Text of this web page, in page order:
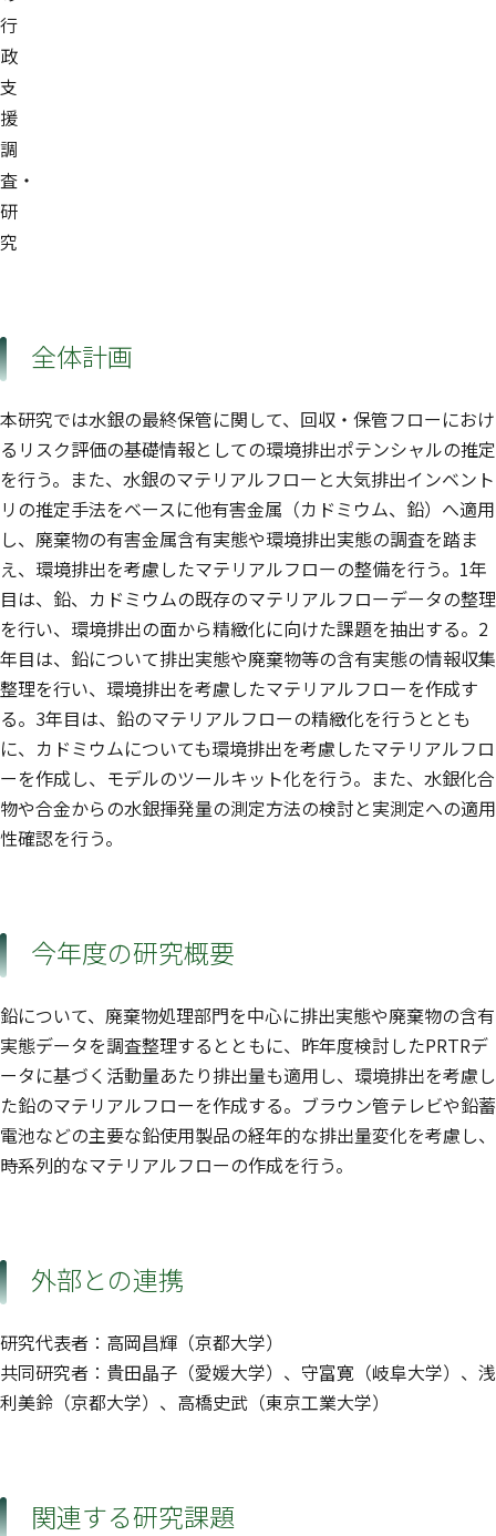
行
政
支
援
調
査・
研
究
全体計画
本研究では水銀の最終保管に関して、回収・保管フローにおけ
るリスク評価の基礎情報としての環境排出ポテンシャルの推定
を行う。また、水銀のマテリアルフローと大気排出インベント
リの推定手法をベースに他有害金属（カドミウム、鉛）へ適用
し、廃棄物の有害金属含有実態や環境排出実態の調査を踏ま
え、環境排出を考慮したマテリアルフローの整備を行う。1年
目は、鉛、カドミウムの既存のマテリアルフローデータの整理
を行い、環境排出の面から精緻化に向けた課題を抽出する。2
年目は、鉛について排出実態や廃棄物等の含有実態の情報収集
整理を行い、環境排出を考慮したマテリアルフローを作成す
る。3年目は、鉛のマテリアルフローの精緻化を行うととも
に、カドミウムについても環境排出を考慮したマテリアルフロ
ーを作成し、モデルのツールキット化を行う。また、水銀化合
物や合金からの水銀揮発量の測定方法の検討と実測定への適用
性確認を行う。
今年度の研究概要
鉛について、廃棄物処理部門を中心に排出実態や廃棄物の含有
実態データを調査整理するとともに、昨年度検討したPRTRデ
ータに基づく活動量あたり排出量も適用し、環境排出を考慮し
た鉛のマテリアルフローを作成する。ブラウン管テレビや鉛蓄
電池などの主要な鉛使用製品の経年的な排出量変化を考慮し、
時系列的なマテリアルフローの作成を行う。
外部との連携
研究代表者：高岡昌輝（京都大学）
共同研究者：貴田晶子（愛媛大学）、守富寛（岐阜大学）、浅
利美鈴（京都大学）、高橋史武（東京工業大学）
関連する研究課題